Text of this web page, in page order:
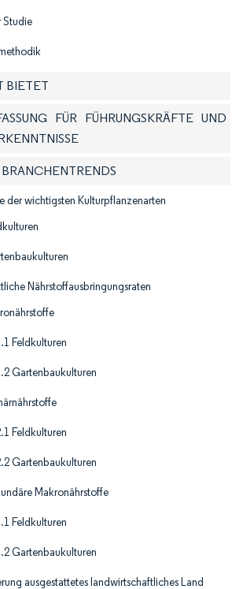
Studie
BIETET
FÜR FÜHRUNGSKRÄFTE UND
der wichtigsten Kulturpflanzenarten
Nährstoffausbringungsraten
Feldkulturen
Gartenbaukulturen
Feldkulturen
Gartenbaukulturen
Makronährstoffe
Feldkulturen
Gartenbaukulturen
ausgestattetes landwirtschaftliches Land